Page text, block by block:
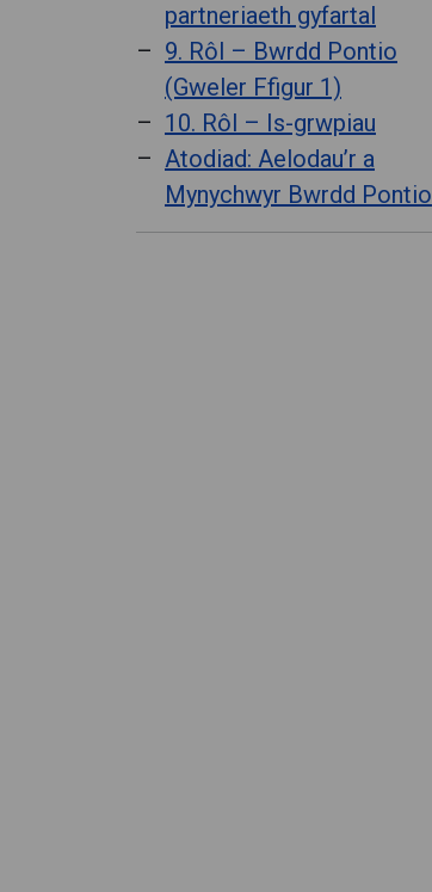
partneriaeth gyfartal
9. Rôl – Bwrdd Pontio
(Gweler Ffigur 1)
10. Rôl – Is-grwpiau
Atodiad: Aelodau’r a
Mynychwyr Bwrdd Pontio